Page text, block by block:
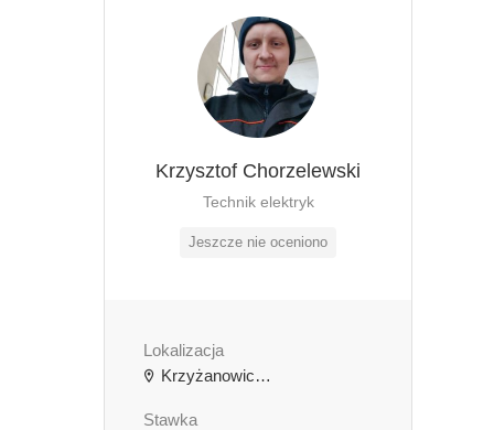
Krzysztof Chorzelewski
Technik elektryk
Jeszcze nie oceniono
Lokalizacja
Krzyżanowice, Polska
Stawka